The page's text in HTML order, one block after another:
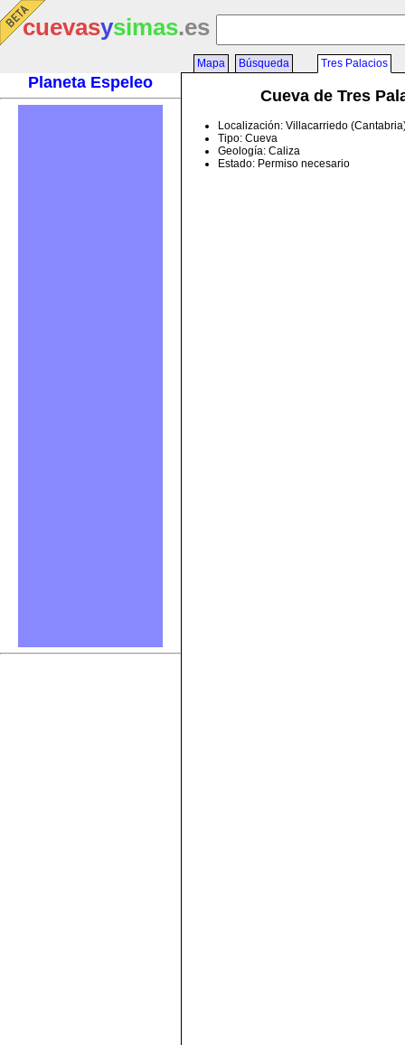
cuevasysimas.es
Planeta Espeleo
Mapa Búsqueda Tres Palacios
Cueva de Tres
Localización: Villacarriedo
Tipo: Cueva
Geología: Caliza
Estado: Permiso necesario